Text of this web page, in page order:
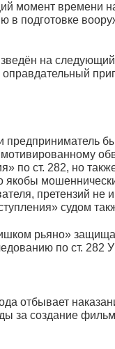
момент времени
в подготовке
на следующий
предприниматель
по ст. 282, но
претензий не
судом
рьяно»
по ст. 282
отбывает
за создание